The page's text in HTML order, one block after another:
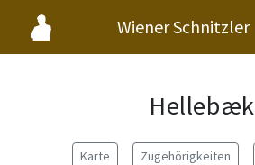
Wiener Schnitzler
Hellebæk
Karte Zugehörigkeiten